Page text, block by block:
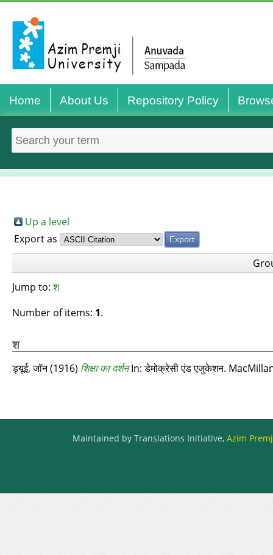
Home About Us Repository Policy
Up a level
Export as
Jump to:श
Number of items: 1.
श
ड्यूई, जॉन(1916) शिक्षा का दर्शनIn: डेमोक्रेसी एंड एजुकेशन.
Maintained by Translations Initiative, Azim